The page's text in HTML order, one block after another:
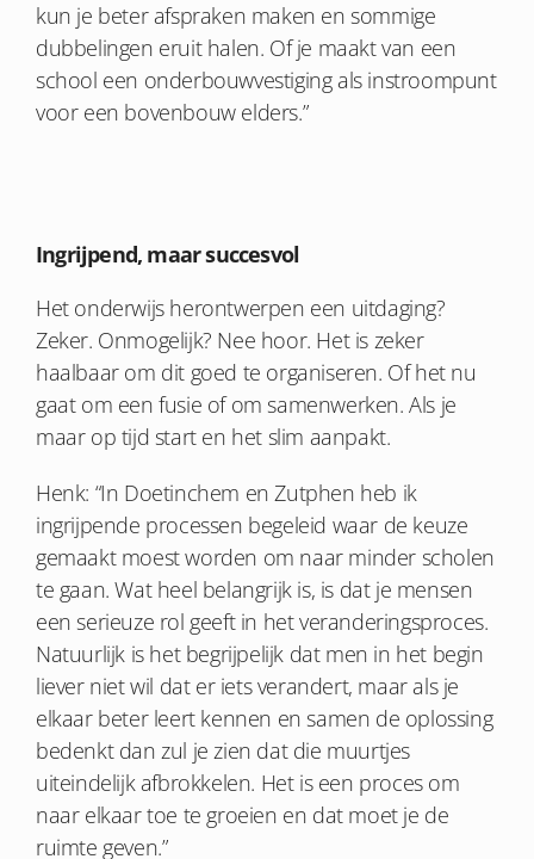
kun je beter afspraken maken en sommige
dubbelingen eruit halen. Of je maakt van een
school een onderbouwvestigingals instroompunt
voor een bovenbouw elders.”
Ingrijpend, maar succesvol
Het onderwijs herontwerpen een uitdaging?
Zeker. Onmogelijk? Nee hoor. Het is zeker
haalbaar om dit goed te organiseren. Of het nu
gaat om een fusie of om samenwerken. Als je
maar op tijd start en het slim aanpakt.
Henk: “In Doetinchem en Zutphen heb ik
ingrijpende processen begeleid waar de keuze
gemaakt moest worden om naar minder scholen
te gaan. Wat heel belangrijk is, is dat je mensen
een serieuze rol geeft in het veranderingsproces.
Natuurlijk is het begrijpelijk dat men in het begin
liever niet wil dat er iets verandert, maar als je
elkaar beter leert kennen en samen de oplossing
bedenkt dan zul je zien dat die muurtjes
uiteindelijk afbrokkelen. Het is een proces om
naar elkaar toe te groeien en dat moet je de
ruimte geven.”